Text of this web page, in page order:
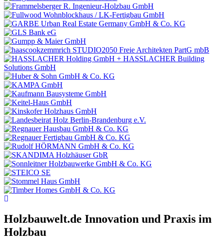
Holzbauwelt.de Innovation und Praxis im
Holzbau